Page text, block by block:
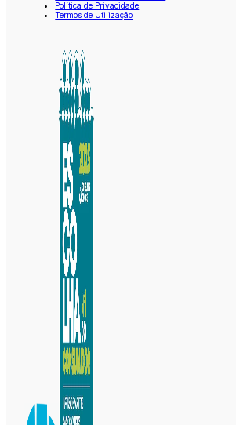
Política de Privacidade
Termos de Utilização